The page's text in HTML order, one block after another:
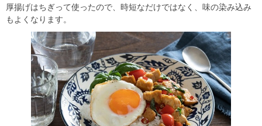
厚揚げはちぎって使ったので、時短なだけではなく、味の染み込み
もよくなります。